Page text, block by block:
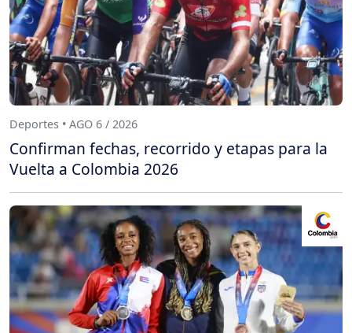
Deportes • AGO 6 / 2026
Confirman fechas, recorrido y etapas para la
Vuelta a Colombia 2026